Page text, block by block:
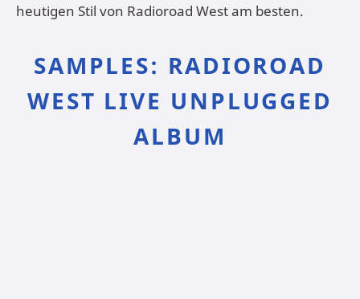
heutigen Stil von Radioroad West am besten.
SAMPLES: RADIOROAD
WEST LIVE UNPLUGGED
ALBUM